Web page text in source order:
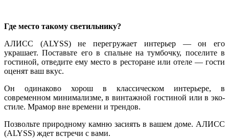
Где место такому светильнику?
АЛИСС (ALYSS) не перегружает интерьер — он его
украшает. Поставьте его в спальне на тумбочку, поселите в
гостиной, отведите ему место в ресторане или отеле — гости
оценят ваш вкус.
Он одинаково хорош в классическом интерьере, в
современном минимализме, в винтажной гостиной или в эко-
стиле. Мрамор вне времени и трендов.
Позвольте природному камню засиять в вашем доме. АЛИСС
(ALYSS) ждет встречи с вами.